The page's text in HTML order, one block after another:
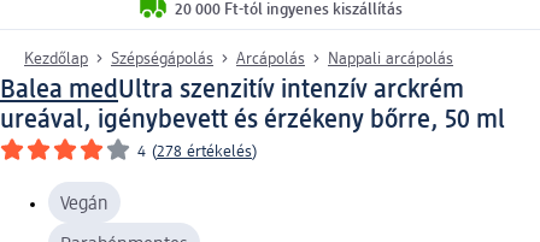
20 000 Ft-tól ingyenes kiszállítás
Kezdőlap Szépségápolás Arcápolás Nappali arcápolás
Balea medUltra szenzitív intenzív arckrém
ureával, igénybevett és érzékeny bőrre, 50 ml
4 (278 értékelés)
Vegán